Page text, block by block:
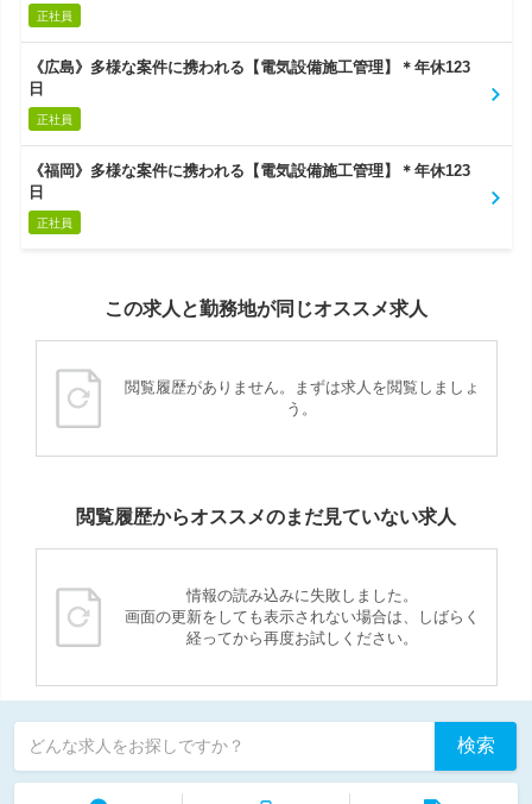
正社員
《広島》多様な案件に携われる【電気設備施工管理】＊年休123
日
正社員
《福岡》多様な案件に携われる【電気設備施工管理】＊年休123
日
正社員
この求人と勤務地が同じオススメ求人
閲覧履歴がありません。まずは求人を閲覧しましょ
う。
閲覧履歴からオススメのまだ見ていない求人
情報の読み込みに失敗しました。
画面の更新をしても表示されない場合は、しばらく
経ってから再度お試しください。
どんな求人をお探しですか？ 検索